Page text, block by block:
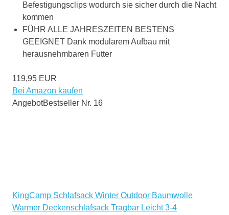
Befestigungsclips wodurch sie sicher durch die Nacht
kommen
FÜHR ALLE JAHRESZEITEN BESTENS
GEEIGNET Dank modularem Aufbau mit
herausnehmbaren Futter
119,95 EUR
Bei Amazon kaufen
AngebotBestseller Nr. 16
KingCamp Schlafsack Winter Outdoor Baumwolle
Warmer Deckenschlafsack Tragbar Leicht 3-4